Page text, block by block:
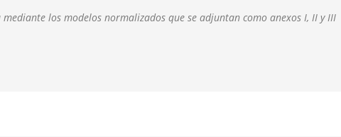
los modelos normalizados que se adjuntan como anexos I, II y III